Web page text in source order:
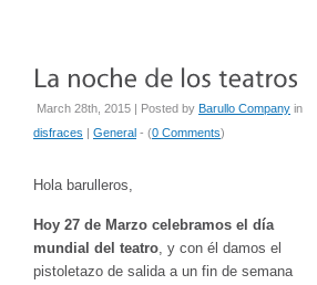
March 28th, 2015 | Posted by Barullo Company in
disfraces | General - (0 Comments)
Hola barulleros,
Hoy 27 de Marzo celebramos el día
mundial del teatro, y con él damos el
pistoletazo de salida a un fin de semana